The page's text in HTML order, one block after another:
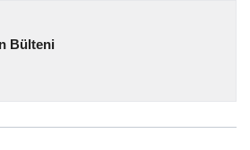
Bülteni